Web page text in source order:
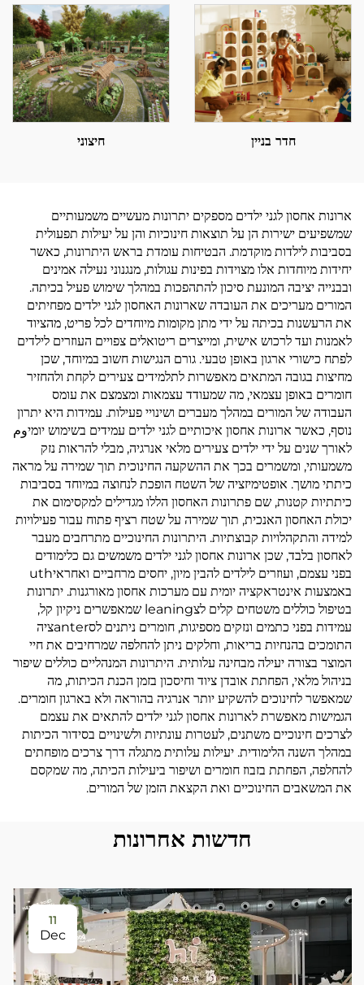
חדר בניין חיצוני
ארונות אחסון לגני ילדים מספקים יתרונות מעשיים משמעותיים
שמשפיעים ישירות הן על תוצאות חינוכיות והן על יעילות תפעולית
בסביבות לילדות מוקדמת. הבטיחות עומדת בראש היתרונות, כאשר
יחידות מיוחדות אלו מצוידות בפינות עגולות, מנגנוני נעילה אמינים
ובבנייה יציבה המונעת סיכון להתהפכות במהלך שימוש פעיל בכיתה.
המורים מעריכים את העובדה שארונות האחסון לגני ילדים מפחיתים
את הרעשנות בכיתה על ידי מתן מקומות מיוחדים לכל פריט, מהציוד
לאמנות ועד לרכוש אישית, ומייצרים ריטואלים צפויים העוזרים לילדים
לפתח כישורי ארגון באופן טבעי. גורם הנגישות חשוב במיוחד, שכן
מחיצות בגובה המתאים מאפשרות לתלמידים צעירים לקחת ולהחזיר
חומרים באופן עצמאי, מה שמעודד עצמאות ומצמצם את עומס
העבודה של המורים במהלך מעברים ושינויי פעילות. עמידות היא יתרון
נוסף, כאשר ארונות אחסון איכותיים לגני ילדים עמידים בשימוש יומיوم
לאורך שנים על ידי ילדים צעירים מלאי אנרגיה, מבלי להראות נזק
משמעותי, ומשמרים בכך את ההשקעה החינוכית תוך שמירה על מראה
כיתתי מושך. אופטימיזציה של השטח הופכת לנחוצה במיוחד בסביבות
כיתתיות קטנות, שם פתרונות האחסון הללו מגדילים למקסימום את
יכולת האחסון האנכית, תוך שמירה על שטח רציף פתוח עבור פעילויות
למידה והתקהלויות קבוצתיות. היתרונות החינוכיים מתרחבים מעבר
לאחסון בלבד, שכן ארונות אחסון לגני ילדים משמשים גם כלימודים
בפני עצמם, ועוזרים לילדים להבין מיון, יחסים מרחביים ואחראיuth
באמצעות אינטראקציה יומית עם מערכות אחסון מאורגנות. יתרונות
בטיפול כוללים משטחים קלים לצleaning שמאפשרים ניקיון קל,
עמידות בפני כתמים ונזקים מספיגות, חומרים ניתנים לסanterציה
התומכים בהנחיות בריאות, וחלקים ניתן להחלפה שמרחיבים את חיי
המוצר בצורה יעילה מבחינה עלותית. היתרונות המנהליים כוללים שיפור
בניהול מלאי, הפחתת אובדן ציוד וחיסכון בזמן הכנת הכיתות, מה
שמאפשר לחינוכים להשקיע יותר אנרגיה בהוראה ולא בארגון חומרים.
הגמישות מאפשרת לארונות אחסון לגני ילדים להתאים את עצמם
לצרכים חינוכיים משתנים, לעטרות עונתיות ולשינויים בסידור הכיתות
במהלך השנה הלימודית. יעילות עלותית מתגלה דרך צרכים מופחתים
להחלפה, הפחתת בזבוז חומרים ושיפור ביעילות הכיתה, מה שמקסם
את המשאבים החינוכיים ואת הקצאת הזמן של המורים.
חדשות אחרונות
11
Dec